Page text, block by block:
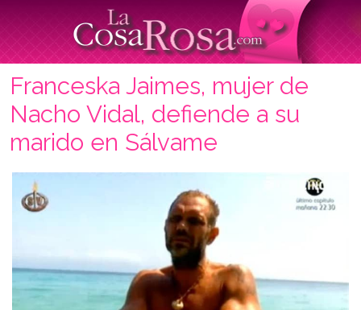
Franceska Jaimes, mujer de
Nacho Vidal, defiende a su
marido en Sálvame